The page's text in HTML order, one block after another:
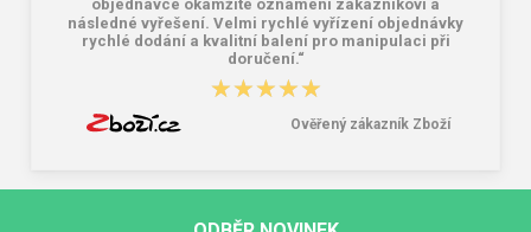
objednávce okamžité oznámení zákazníkovi a
následné vyřešení. Velmi rychlé vyřízení objednávky
rychlé dodání a kvalitní balení pro manipulaci při
doručení.“
★★★★★
★★★★★
Ověřený zákazník Zboží